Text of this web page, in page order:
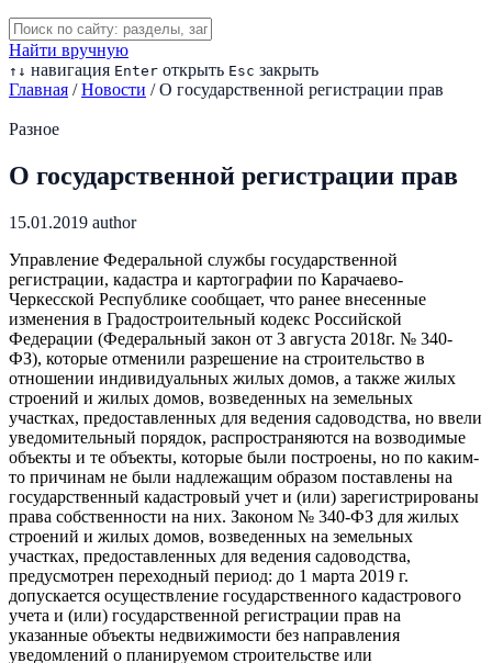
Найти вручную
↑ ↓ навигация Enter открыть Esc закрыть
Главная / Новости / О государственной регистрации прав
Разное
О государственной регистрации прав
15.01.2019 author
Управление Федеральной службы государственной
регистрации, кадастра и картографии по Карачаево-
Черкесской Республике сообщает, что ранее внесенные
изменения в Градостроительный кодекс Российской
Федерации (Федеральный закон от 3 августа 2018г. № 340-
ФЗ), которые отменили разрешение на строительство в
отношении индивидуальных жилых домов, а также жилых
строений и жилых домов, возведенных на земельных
участках, предоставленных для ведения садоводства, но ввели
уведомительный порядок, распространяются на возводимые
объекты и те объекты, которые были построены, но по каким-
то причинам не были надлежащим образом поставлены на
государственный кадастровый учет и (или) зарегистрированы
права собственности на них. Законом № 340-ФЗ для жилых
строений и жилых домов, возведенных на земельных
участках, предоставленных для ведения садоводства,
предусмотрен переходный период: до 1 марта 2019 г.
допускается осуществление государственного кадастрового
учета и (или) государственной регистрации прав на
указанные объекты недвижимости без направления
уведомлений о планируемом строительстве или